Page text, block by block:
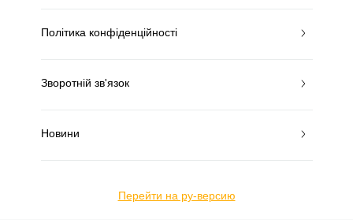
Політика конфіденційності
Зворотній зв'язок
Новини
Перейти на ру-версию